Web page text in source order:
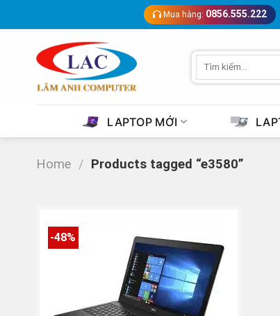
Mua hàng: 0856.555.222
for:
LAPTOP MỚI
Home / Products tagged “e3580”
-48%